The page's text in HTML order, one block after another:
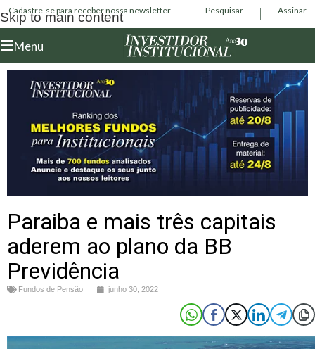
Skip to main content
Cadastre-se para receber nossa newsletter Pesquisar Assinar
Menu
Paraiba e mais três capitais
aderem ao plano da BB
Previdência
Fundos de Pensão junho 30, 2022